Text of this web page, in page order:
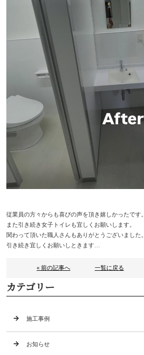
従業員の方々からも喜びの声を頂き嬉しかったです。
また引き続き女子トイレも宜しくお願いします。
関わって頂いた職人さんもありがとうございました。
引き続き宜しくお願いしときます…
« 前の記事へ 一覧に戻る
カテゴリー
施工事例
お知らせ